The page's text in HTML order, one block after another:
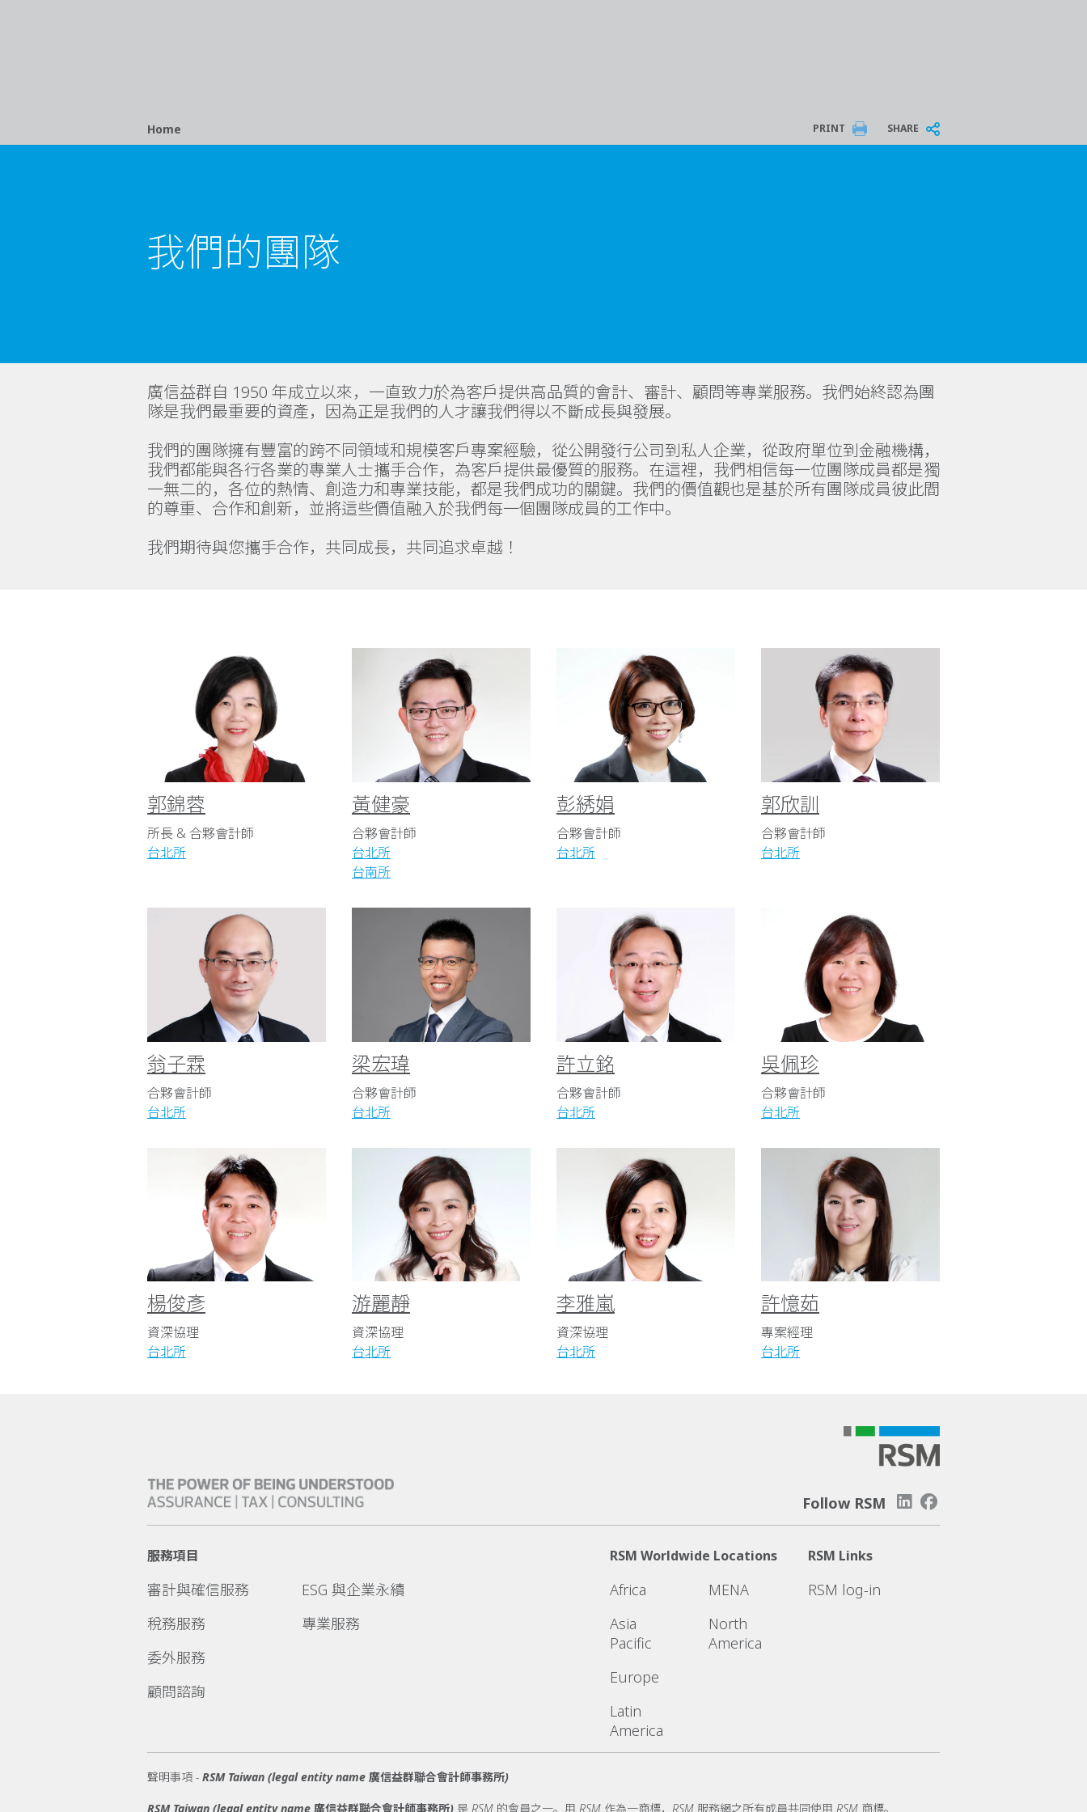
Breadcrumb
Home PRINT SHARE
我們的團隊
廣信益群自 1950 年成立以來，一直致力於為客戶提供高品質的會計、審計、顧問等專業服務。我們始終認為團
隊是我們最重要的資產，因為正是我們的人才讓我們得以不斷成長與發展。
我們的團隊擁有豐富的跨不同領域和規模客戶專案經驗，從公開發行公司到私人企業，從政府單位到金融機構，
我們都能與各行各業的專業人士攜手合作，為客戶提供最優質的服務。在這裡，我們相信每一位團隊成員都是獨
一無二的，各位的熱情、創造力和專業技能，都是我們成功的關鍵。我們的價值觀也是基於所有團隊成員彼此間
的尊重、合作和創新，並將這些價值融入於我們每一個團隊成員的工作中。
我們期待與您攜手合作，共同成長，共同追求卓越！
郭錦蓉
所長 & 合夥會計師
台北所
黃健豪
合夥會計師
台北所
台南所
彭綉娟
合夥會計師
台北所
郭欣訓
合夥會計師
台北所
翁子霖
合夥會計師
台北所
梁宏瑋
合夥會計師
台北所
許立銘
合夥會計師
台北所
吳佩珍
合夥會計師
台北所
楊俊彥
資深協理
台北所
游麗靜
資深協理
台北所
李雅嵐
資深協理
台北所
許憶茹
專案經理
台北所
Follow RSM
服務項目
審計與確信服務
稅務服務
委外服務
顧問諮詢
ESG 與企業永續
專業服務
RSM Worldwide Locations
Africa
Asia
Pacific
Europe
Latin
America
MENA
North
America
RSM Links
RSM log-in
聲明事項 - RSM Taiwan (legal entity name 廣信益群聯合會計師事務所)
RSM Taiwan (legal entity name 廣信益群聯合會計師事務所) 是 RSM 的會員之一。用 RSM 作為一商標，RSM 服務網之所有成員共同使用 RSM 商標。